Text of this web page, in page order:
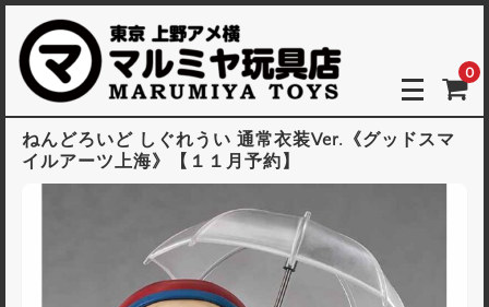
0
ねんどろいど しぐれうい 通常衣装Ver.《グッドスマ
イルアーツ上海》【１１月予約】